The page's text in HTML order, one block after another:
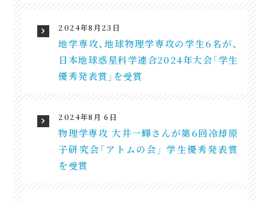
2024年8月23日
地学専攻、地球物理学専攻の学生6名が、
日本地球惑星科学連合2024年大会「学生
優秀発表賞」を受賞
2024年8月 6日
物理学専攻 大井一輝さんが第6回冷却原
子研究会「アトムの会」 学生優秀発表賞
を受賞